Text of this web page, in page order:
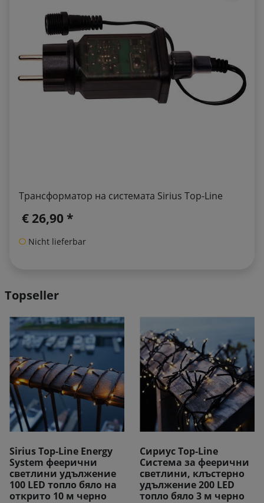
Трансформатор на системата Sirius Top-Line
€ 26,90 *
Nicht lieferbar
Topseller
Сириус Top-Line
Система за феерични
светлини, клъстерно
удължение 200 LED
топло бяло 3 м черно
Разпределител на
системата Sirius Top-
Line 4 рамена 30 cm